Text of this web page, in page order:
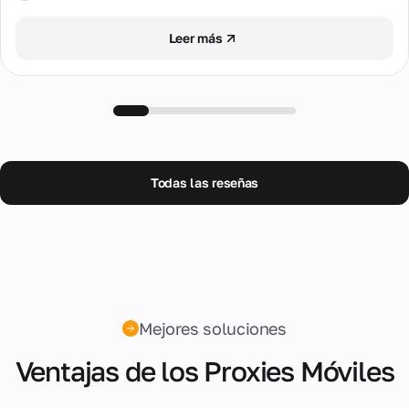
Leer más
Todas las reseñas
Mejores soluciones
Ventajas de los Proxies Móviles